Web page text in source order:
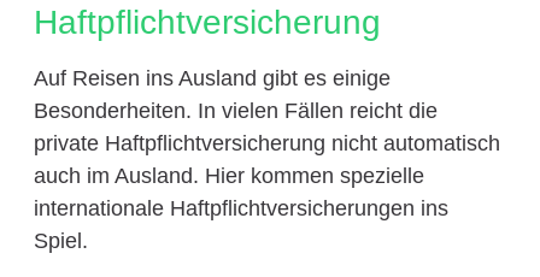
Haftpflichtversicherung
Auf Reisen ins Ausland gibt es einige
Besonderheiten. In vielen Fällen reicht die
private Haftpflichtversicherung nicht automatisch
auch im Ausland. Hier kommen spezielle
internationale Haftpflichtversicherungen ins
Spiel.